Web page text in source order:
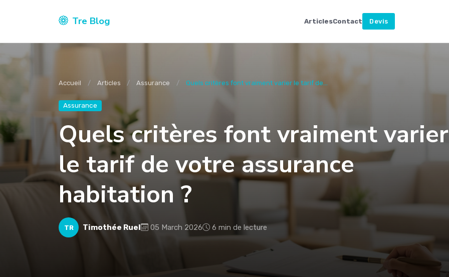
Tre Blog ArticlesContact Devis
Accueil Articles Assurance Quels critères font vraiment varier le tarif de...
Assurance
Quels critères font vraiment varier
le tarif de votre assurance
habitation ?
TR Timothée Ruel 05 March 2026 6 min de lecture